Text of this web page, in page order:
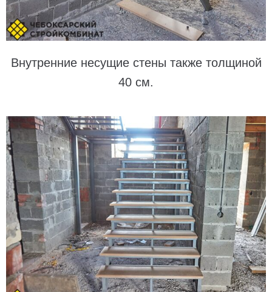
Внутренние несущие стены также толщиной
40 см.